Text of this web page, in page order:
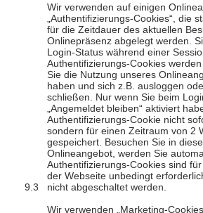
Wir verwenden auf einigen
„Authentifizierungs-Cookies“, die
für die Zeitdauer des aktuellen
Onlinepräsenz abgelegt werden.
Login-Status während einer
Authentifizierungs-Cookies
Sie die Nutzung unseres
haben und sich z.B. ausloggen
schließen. Nur wenn Sie beim
„Angemeldet bleiben“ aktiviert
Authentifizierungs-Cookie nicht
sondern für einen Zeitraum von 2
gespeichert. Besuchen Sie in
Onlineangebot, werden Sie
Authentifizierungs-Cookies sind
der Webseite unbedingt
nicht abgeschaltet werden.
Wir verwenden „Marketing-